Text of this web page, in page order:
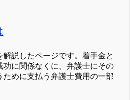
説したページです。着手金と
功に関係なくに、弁護士にその
ために支払う弁護士費用の一部